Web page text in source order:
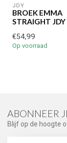
JDY
BROEK EMMA
STRAIGHT
€54,99
Op voorraad
ABONNEER
Blijf op de hoogte